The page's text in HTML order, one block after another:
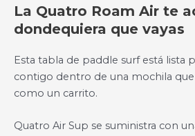
La Quatro Roam Air te
dondequiera que vayas
Esta tabla de paddle surf está lista
contigo dentro de una mochila
como un carrito.
Quatro Air Sup se suministra con